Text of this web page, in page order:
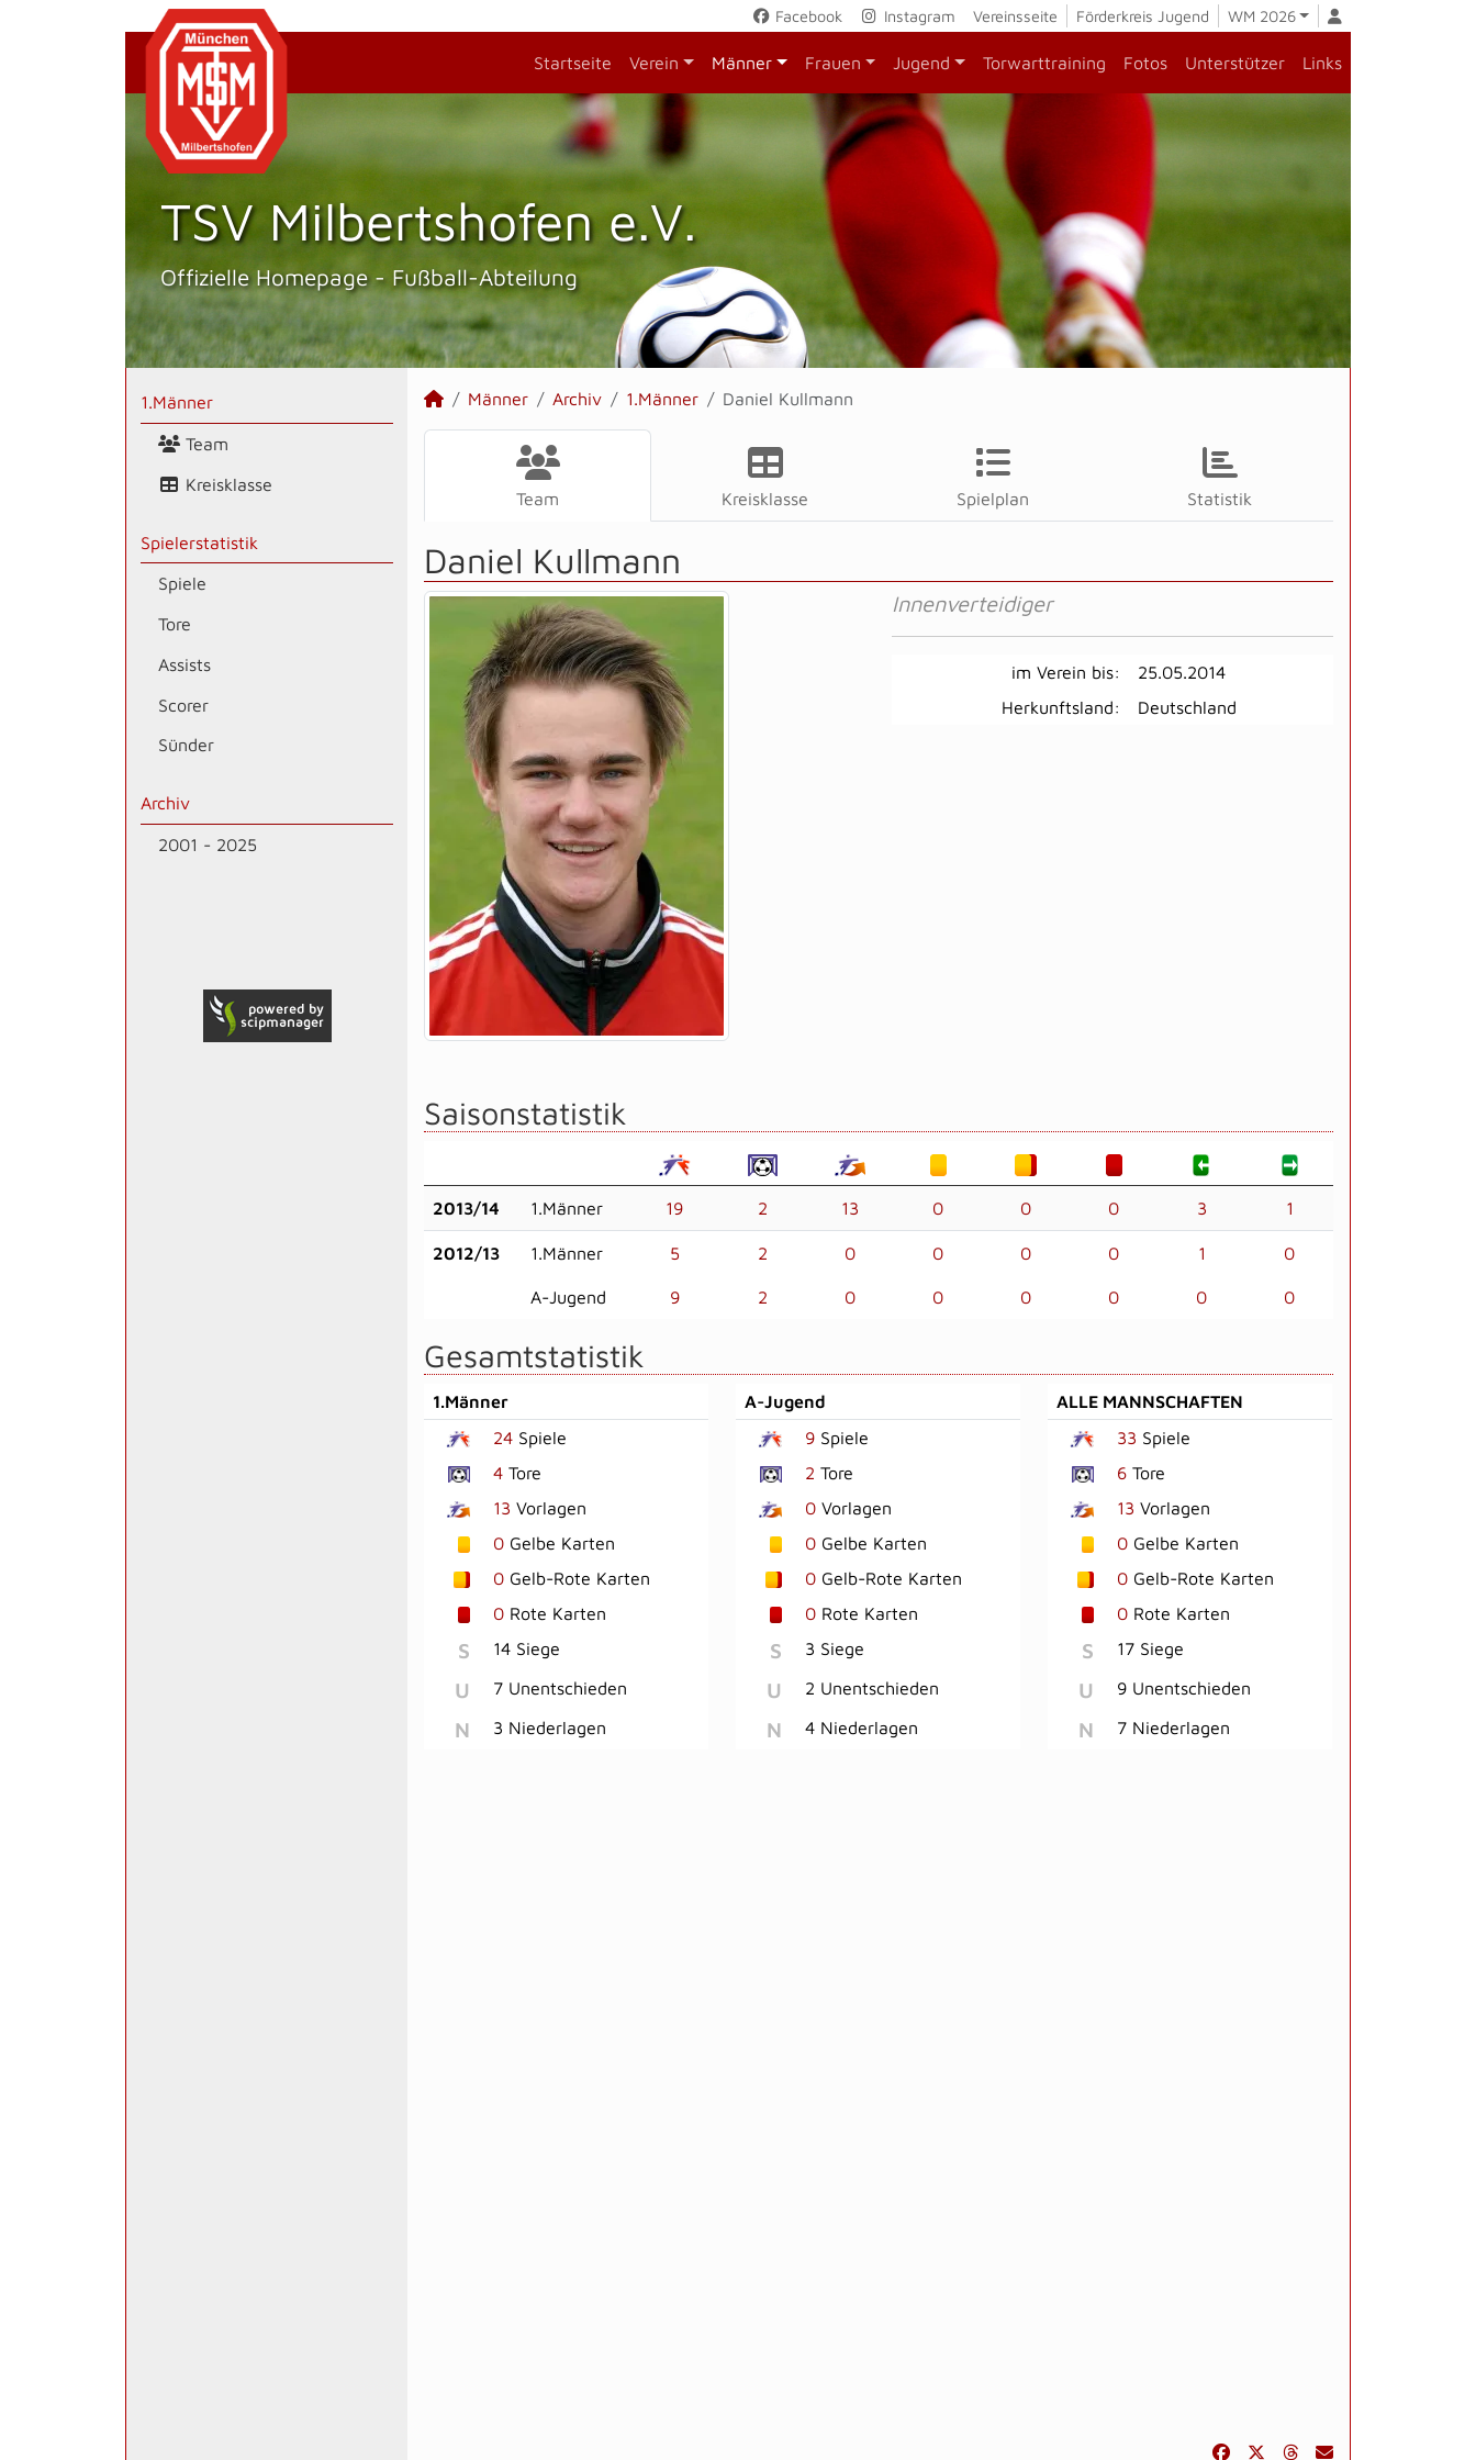
Facebook Instagram Vereinsseite Förderkreis Jugend WM 2026
Startseite Verein Männer Frauen Jugend Torwarttraining Fotos Unterstützer Links
TSV Milbertshofen e.V.
Offizielle Homepage - Fußball-Abteilung
1.Männer
Team
Kreisklasse
Spielerstatistik
Spiele
Tore
Assists
Scorer
Sünder
Archiv
2001 - 2025
Männer Archiv 1.Männer Daniel Kullmann
Team Kreisklasse Spielplan Statistik
Daniel Kullmann
Innenverteidiger
im Verein bis:
25.05.2014
Herkunftsland:
Deutschland
Saisonstatistik
2013/14 1.Männer 19 2 13 0 0 0 3 1
2012/13 1.Männer 5 2 0 0 0 0 1 0
A-Jugend 9 2 0 0 0 0 0 0
Gesamtstatistik
1.Männer
24 Spiele
4 Tore
13 Vorlagen
0 Gelbe Karten
0 Gelb-Rote Karten
0 Rote Karten
S 14 Siege
U 7 Unentschieden
N 3 Niederlagen
A-Jugend
9Spiele
2 Tore
0Vorlagen
0Gelbe Karten
0Gelb-Rote Karten
0Rote Karten
S 3 Siege
U 2 Unentschieden
N 4 Niederlagen
ALLE MANNSCHAFTEN
33 Spiele
6Tore
13 Vorlagen
0Gelbe Karten
0Gelb-Rote Karten
0Rote Karten
S 17 Siege
U 9 Unentschieden
N 7 Niederlagen